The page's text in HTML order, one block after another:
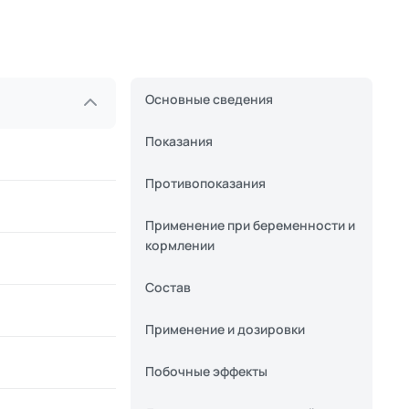
Основные сведения
Показания
Противопоказания
Применение при беременности и
кормлении
Состав
Применение и дозировки
Побочные эффекты